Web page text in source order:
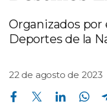
Organizados
Deportes de la
22 de agosto de 2023
Compartir en Facebook Compartir en Twitter Compartir en Linkedin Compartir en Whatsapp